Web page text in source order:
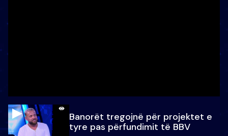
Banorët tregojnë për projektet e
tyre pas përfundimit të BBV